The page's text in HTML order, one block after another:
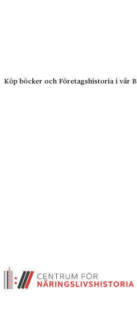
Köp böcker och Företagshistoria i vår